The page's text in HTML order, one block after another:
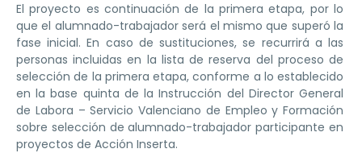
El proyecto es continuación de la primera etapa, por lo
que el alumnado-trabajador será el mismo que superó la
fase inicial. En caso de sustituciones, se recurrirá a las
personas incluidas en la lista de reserva del proceso de
selección de la primera etapa, conforme a lo establecido
en la base quinta de la Instrucción del Director General
de Labora – Servicio Valenciano de Empleo y Formación
sobre selección de alumnado-trabajador participante en
proyectos de Acción Inserta.